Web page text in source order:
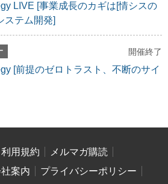
LIVE [事業成長のカギは[情シスの
ステム開発]
開催終了
[前提のゼロトラスト、不断のサイ
利用規約
メルマガ購読
案内
プライバシーポリシー